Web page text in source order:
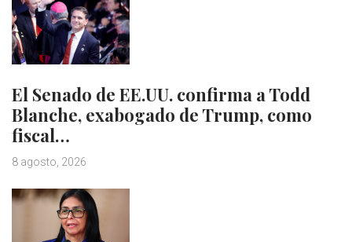
El Senado de EE.UU. confirma a Todd
Blanche, exabogado de Trump, como
fiscal…
8 agosto, 2026